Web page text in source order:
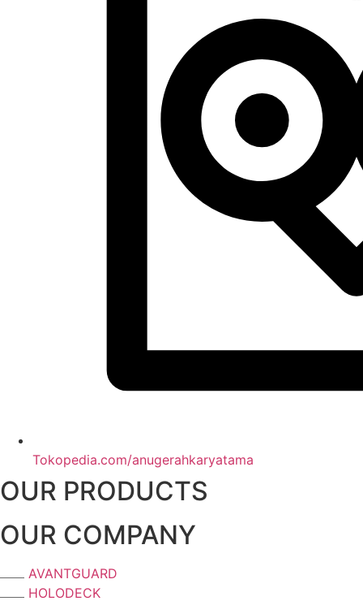
Tokopedia.com/anugerahkaryatama
OUR PRODUCTS
OUR COMPANY
AVANTGUARD
HOLODECK